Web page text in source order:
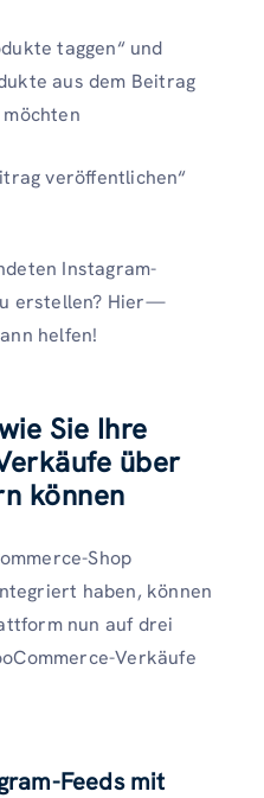
taggen“ und
aus dem Beitrag
veröffentlichen“
Instagram-
erstellen? Hier—
helfen!
Sie Ihre
über
können
Shop
haben, können
nun auf drei
Verkäufe
Feeds mit